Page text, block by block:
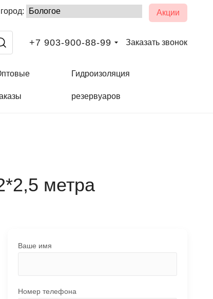
Акции
+7 903-900-88-99 Заказать звонок
Гидроизоляция
резервуаров
метра
Ваше имя
Номер телефона